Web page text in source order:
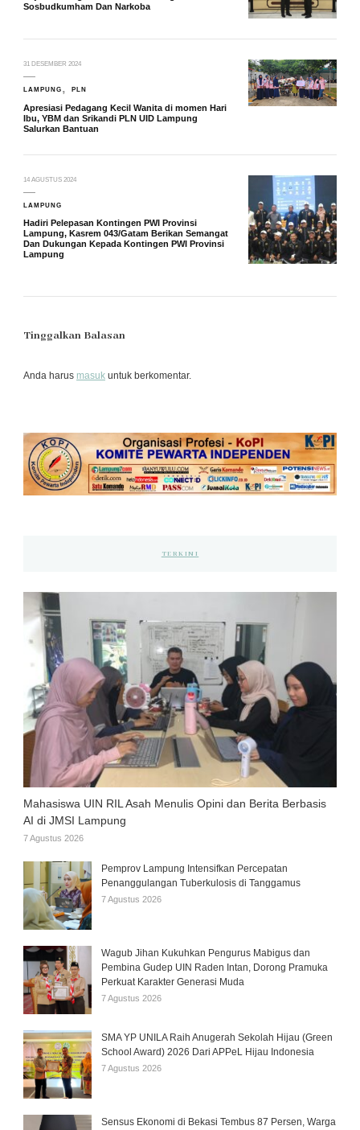
Sosbudkumham Dan Narkoba
31 DESEMBER 2024
LAMPUNG PLN
Apresiasi Pedagang Kecil Wanita di momen Hari
Ibu, YBM dan Srikandi PLN UID Lampung
Salurkan Bantuan
14 AGUSTUS 2024
LAMPUNG
Hadiri Pelepasan Kontingen PWI Provinsi
Lampung, Kasrem 043/Gatam Berikan Semangat
Dan Dukungan Kepada Kontingen PWI Provinsi
Lampung
Tinggalkan Balasan
Anda harus masuk untuk berkomentar.
TERKINI
Mahasiswa UIN RIL Asah Menulis Opini dan Berita Berbasis
AI di JMSI Lampung
7 Agustus 2026
Pemprov Lampung Intensifkan Percepatan
Penanggulangan Tuberkulosis di Tanggamus
7 Agustus 2026
Wagub Jihan Kukuhkan Pengurus Mabigus dan
Pembina Gudep UIN Raden Intan, Dorong Pramuka
Perkuat Karakter Generasi Muda
7 Agustus 2026
SMA YP UNILA Raih Anugerah Sekolah Hijau (Green
School Award) 2026 Dari APPeL Hijau Indonesia
7 Agustus 2026
Sensus Ekonomi di Bekasi Tembus 87 Persen, Warga